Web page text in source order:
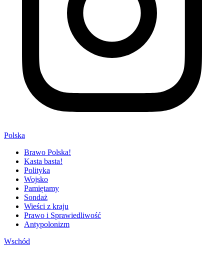
Polska
Brawo Polska!
Kasta basta!
Polityka
Wojsko
Pamiętamy
Sondaż
Wieści z kraju
Prawo i Sprawiedliwość
Antypolonizm
Wschód